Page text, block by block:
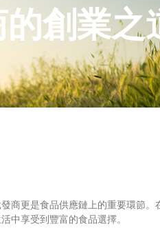
創業
商更是食品供應鏈上的重要環節
中享受到豐富的食品選擇。